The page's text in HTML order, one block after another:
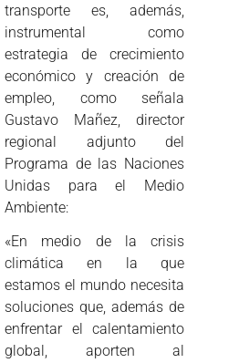
transporte es, además,
instrumental como
estrategia de crecimiento
económico y creación de
empleo, como señala
Gustavo Mañez, director
regional adjunto del
Programa de las Naciones
Unidas para el Medio
Ambiente:
«En medio de la crisis
climática en la que
estamos el mundo necesita
soluciones que, además de
enfrentar el calentamiento
global, aporten al